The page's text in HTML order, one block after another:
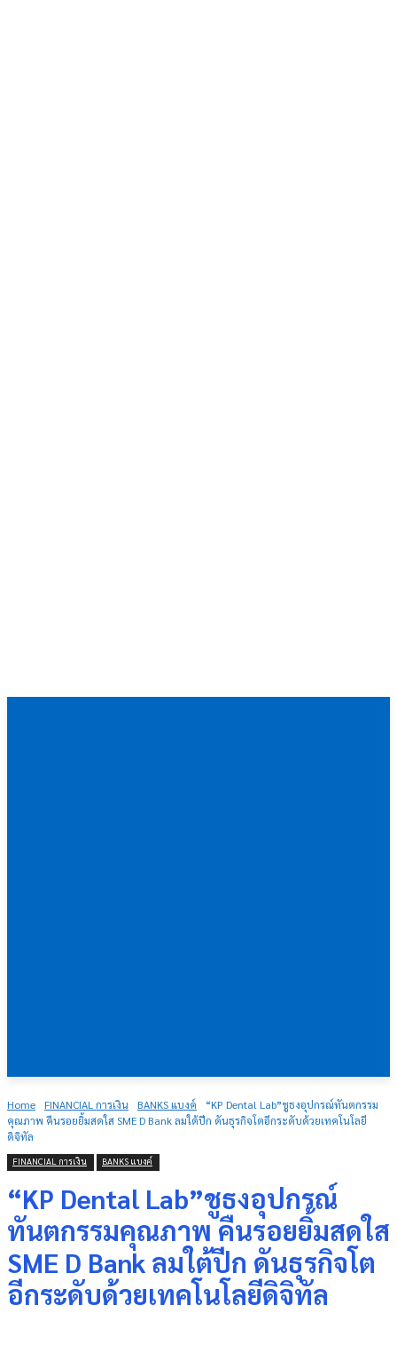
Home FINANCIAL การเงิน BANKS แบงค์
“KP Dental Lab”ชูธงอุปกรณ์ทันตกรรม
คุณภาพ คืนรอยยิ้มสดใส SME D Bank ลมใต้ปีก ดันธุรกิจโตอีกระดับด้วยเทคโนโลยี
ดิจิทัล
FINANCIAL การเงิน BANKS แบงค์
“KP Dental Lab”ชูธงอุปกรณ์
ทันตกรรมคุณภาพ คืนรอยยิ้มสดใส
SME D Bank ลมใต้ปีก ดันธุรกิจโต
อีกระดับด้วยเทคโนโลยีดิจิทัล